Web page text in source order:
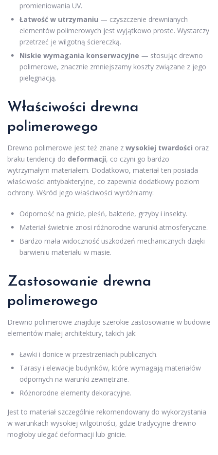
promieniowania UV.
Łatwość w utrzymaniu — czyszczenie drewnianych
elementów polimerowych jest wyjątkowo proste. Wystarczy
przetrzeć je wilgotną ściereczką.
Niskie wymagania konserwacyjne — stosując drewno
polimerowe, znacznie zmniejszamy koszty związane z jego
pielęgnacją.
Właściwości drewna
polimerowego
Drewno polimerowe jest też znane z wysokiej twardości oraz
braku tendencji do deformacji, co czyni go bardzo
wytrzymałym materiałem. Dodatkowo, materiał ten posiada
właściwości antybakteryjne, co zapewnia dodatkowy poziom
ochrony. Wśród jego właściwości wyróżniamy:
Odporność na gnicie, pleśń, bakterie, grzyby i insekty.
Materiał świetnie znosi różnorodne warunki atmosferyczne.
Bardzo mała widoczność uszkodzeń mechanicznych dzięki
barwieniu materiału w masie.
Zastosowanie drewna
polimerowego
Drewno polimerowe znajduje szerokie zastosowanie w budowie
elementów małej architektury, takich jak:
Ławki i donice w przestrzeniach publicznych.
Tarasy i elewacje budynków, które wymagają materiałów
odpornych na warunki zewnętrzne.
Różnorodne elementy dekoracyjne.
Jest to materiał szczególnie rekomendowany do wykorzystania
w warunkach wysokiej wilgotności, gdzie tradycyjne drewno
mogłoby ulegać deformacji lub gnicie.